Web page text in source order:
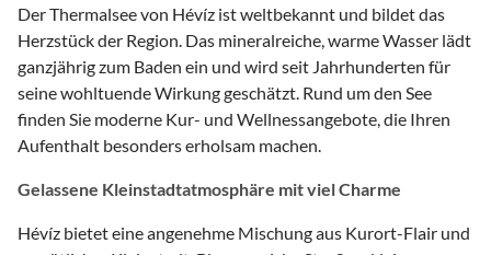
Der Thermalsee von Hévíz ist weltbekannt und bildet das
Herzstück der Region. Das mineralreiche, warme Wasser lädt
ganzjährig zum Baden ein und wird seit Jahrhunderten für
seine wohltuende Wirkung geschätzt. Rund um den See
finden Sie moderne Kur- und Wellnessangebote, die Ihren
Aufenthalt besonders erholsam machen.
Gelassene Kleinstadtatmosphäre mit viel Charme
Hévíz bietet eine angenehme Mischung aus Kurort-Flair und